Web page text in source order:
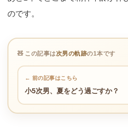
のです。
🧸 この記事は次男の軌跡の1本です
← 前の記事はこちら
小5次男、夏をどう過ごすか？